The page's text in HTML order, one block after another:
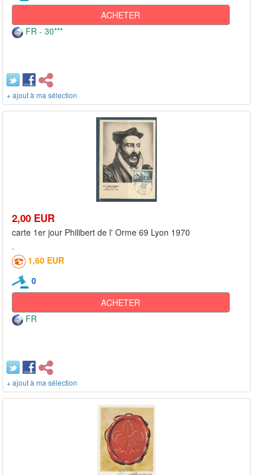
ACHETER
FR - 30***
+ ajout à ma sélection
2,00 EUR
carte 1er jour Philibert de l' Orme 69 Lyon 1970
1,60 EUR
0
ACHETER
FR
+ ajout à ma sélection